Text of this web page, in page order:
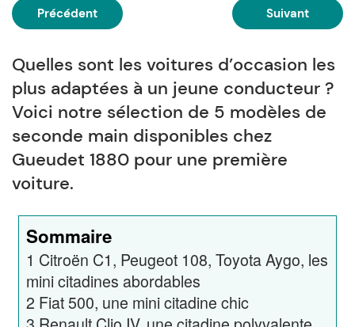
Précédent Suivant
Quelles sont les voitures d’occasion les
plus adaptées à un jeune conducteur ?
Voici notre sélection de 5 modèles de
seconde main disponibles chez
Gueudet 1880 pour une première
voiture.
Sommaire
1 Citroën C1, Peugeot 108, Toyota Aygo, les
mini citadines abordables
2 Fiat 500, une mini citadine chic